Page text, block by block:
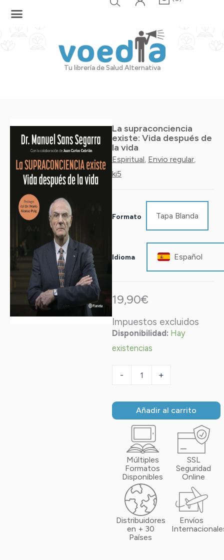
Tu librería de Salud Alternativa
La supraconciencia
existe: Vida después de
la vida
Espiritual Envio regular
ki5
Formato Tapa Blanda
Idioma Español
19,90€
Impuestos excluidos
Disponibilidad: Hay
existencias
-
supraconciencia
existe:
la
+
Añadir al carrito
Múltiples
Formatos
Disponibles
SSL
Seguridad
Online
Distribuidores
en + 30
Países
Envíos